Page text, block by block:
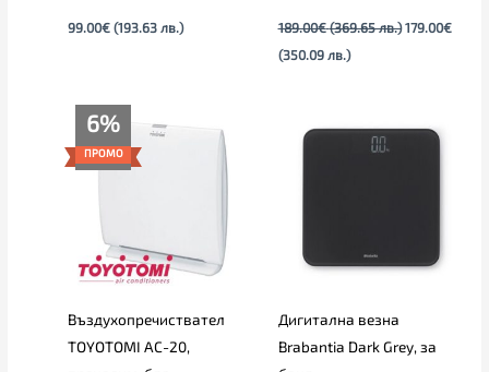
99.00€ (193.63 лв.) 189.00€ (369.65 лв.) 179.00€
(350.09 лв.)
6%
ПРОМО
Въздухопречиствател
TOYOTOMI AC-20,
price
155.00€
цена
е:
145.00€
Дигитална везна
Brabantia Dark Grey, за